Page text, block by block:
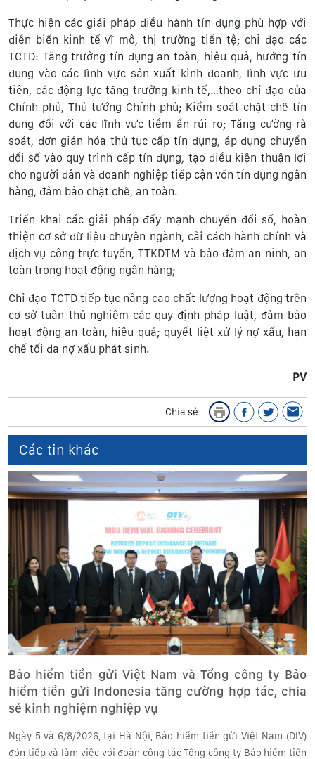
Thực hiện các giải pháp điều hành tín dụng phù hợp với
diễn biến kinh tế vĩ mô, thị trường tiền tệ; chỉ đạo các
TCTD: Tăng trưởng tín dụng an toàn, hiệu quả, hướng tín
dụng vào các lĩnh vực sản xuất kinh doanh, lĩnh vực ưu
tiên, các động lực tăng trưởng kinh tế,…theo chỉ đạo của
Chính phủ, Thủ tướng Chính phủ; Kiểm soát chặt chẽ tín
dụng đối với các lĩnh vực tiềm ẩn rủi ro; Tăng cường rà
soát, đơn giản hóa thủ tục cấp tín dụng, áp dụng chuyển
đổi số vào quy trình cấp tín dụng, tạo điều kiện thuận lợi
cho người dân và doanh nghiệp tiếp cận vốn tín dụng ngân
hàng, đảm bảo chặt chẽ, an toàn.
Triển khai các giải pháp đẩy mạnh chuyển đổi số, hoàn
thiện cơ sở dữ liệu chuyên ngành, cải cách hành chính và
dịch vụ công trực tuyến, TTKDTM và bảo đảm an ninh, an
toàn trong hoạt động ngân hàng;
Chỉ đạo TCTD tiếp tục nâng cao chất lượng hoạt động trên
cơ sở tuân thủ nghiêm các quy định pháp luật, đảm bảo
hoạt động an toàn, hiệu quả; quyết liệt xử lý nợ xấu, hạn
chế tối đa nợ xấu phát sinh.
PV
Chia sẻ
Các tin khác
Bảo hiểm tiền gửi Việt Nam và Tổng công ty Bảo
hiểm tiền gửi Indonesia tăng cường hợp tác, chia
sẻ kinh nghiệm nghiệp vụ
Ngày 5 và 6/8/2026, tại Hà Nội, Bảo hiểm tiền gửi Việt Nam (DIV)
đón tiếp và làm việc với đoàn công tác Tổng công ty Bảo hiểm tiền